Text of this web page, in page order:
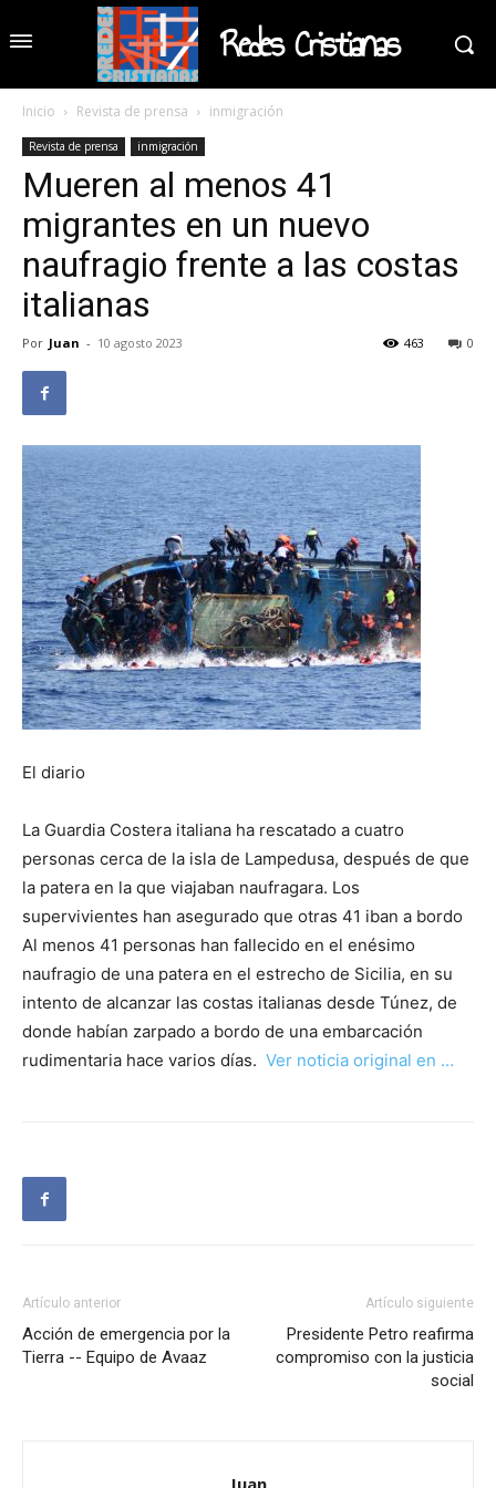
Redes Cristianas
Inicio Revista de prensa inmigración
Revista de prensa inmigración
Mueren al menos 41
migrantes en un nuevo
naufragio frente a las costas
italianas
Por Juan - 10 agosto 2023 0
463
El diario
La Guardia Costera italiana ha rescatado a cuatro
personas cerca de la isla de Lampedusa, después de que
la patera en la que viajaban naufragara. Los
supervivientes han asegurado que otras 41 iban a bordo
Al menos 41 personas han fallecido en el enésimo
naufragio de una patera en el estrecho de Sicilia, en su
intento de alcanzar las costas italianas desde Túnez, de
donde habían zarpado a bordo de una embarcación
rudimentaria hace varios días. Ver noticia original en …
Artículo anterior
Acción de emergencia por la
Tierra -- Equipo de Avaaz
Artículo siguiente
Presidente Petro reafirma
compromiso con la justicia
social